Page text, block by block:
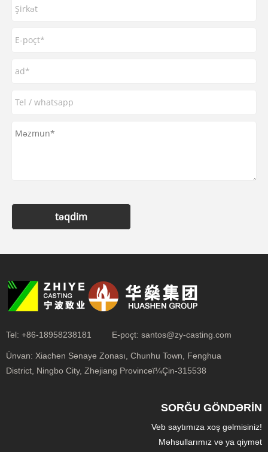
təqdim
Tel: +86-18958238181 E-poçt: santos@zy-casting.com
Ünvan: Xiachen Sənaye Zonası, Chunhu Town, Fenghua
District, Ningbo City, Zhejiang Provinceï¼Çin-315538
SORĞU GÖNDƏRIN
Veb saytımıza xoş gəlmisiniz!
Məhsullarımız və ya qiymət